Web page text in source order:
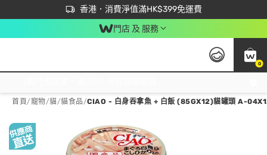
香港．消費淨值滿HK$399免運費
立即成為易賞錢會員盡享獨家優惠
首次APP下單買滿$450 輸入 NEWAPP 即減$50
門店 及 服務
0
首頁/寵物/貓/貓食品/CIAO - 白身吞拿魚 + 白飯 (85GX12)貓罐頭 A-